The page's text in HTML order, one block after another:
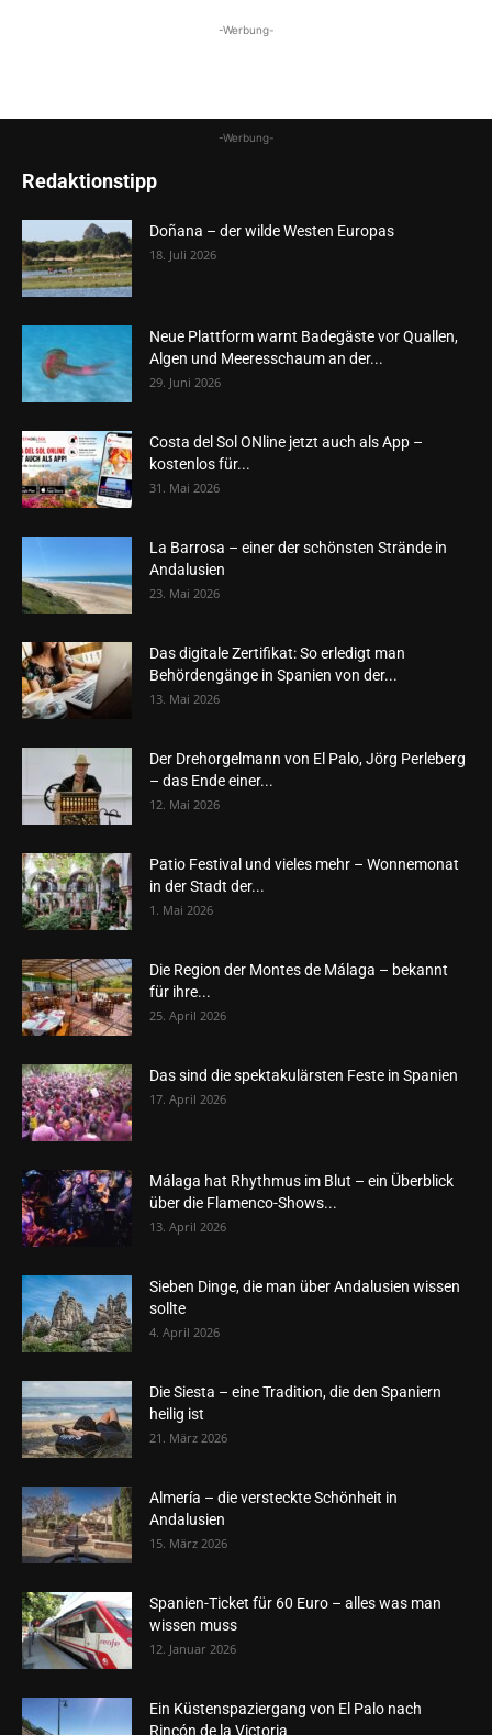
-Werbung-
-Werbung-
Redaktionstipp
Doñana – der wilde Westen Europas
18. Juli 2026
Neue Plattform warnt Badegäste vor Quallen,
Algen und Meeresschaum an der...
29. Juni 2026
Costa del Sol ONline jetzt auch als App –
kostenlos für...
31. Mai 2026
La Barrosa – einer der schönsten Strände in
Andalusien
23. Mai 2026
Das digitale Zertifikat: So erledigt man
Behördengänge in Spanien von der...
13. Mai 2026
Der Drehorgelmann von El Palo, Jörg Perleberg
– das Ende einer...
12. Mai 2026
Patio Festival und vieles mehr – Wonnemonat
in der Stadt der...
1. Mai 2026
Die Region der Montes de Málaga – bekannt
für ihre...
25. April 2026
Das sind die spektakulärsten Feste in Spanien
17. April 2026
Málaga hat Rhythmus im Blut – ein Überblick
über die Flamenco-Shows...
13. April 2026
Sieben Dinge, die man über Andalusien wissen
sollte
4. April 2026
Die Siesta – eine Tradition, die den Spaniern
heilig ist
21. März 2026
Almería – die versteckte Schönheit in
Andalusien
15. März 2026
Spanien-Ticket für 60 Euro – alles was man
wissen muss
12. Januar 2026
Ein Küstenspaziergang von El Palo nach
Rincón de la Victoria